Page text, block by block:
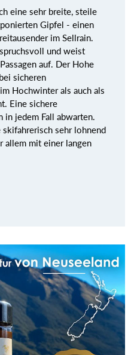
eine sehr breite, steile
Gipfel - einen
im Sellrain.
und weist
auf. Der Hohe
sicheren
Hochwinter als auch als
Eine sichere
jedem Fall abwarten.
skifahrerisch sehr lohnend
allem mit einer langen